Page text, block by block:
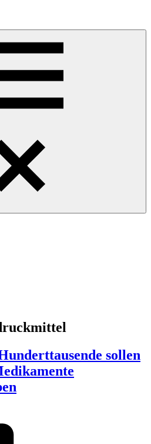
sollen